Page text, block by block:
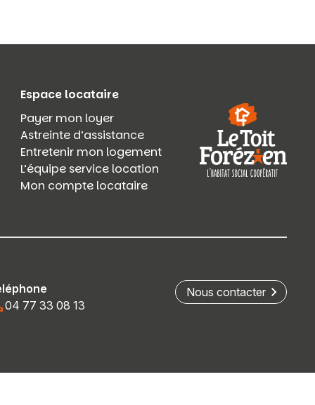
Espace locataire
Payer mon loyer
Astreinte d’assistance
Entretenir mon logement
L’équipe service location
Mon compte locataire
04 77 33 08 13
Nous contacter